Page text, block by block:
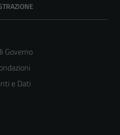
Governo
e Dati